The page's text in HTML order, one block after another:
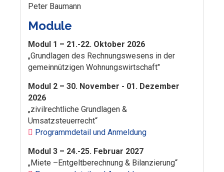
Peter Baumann
Module
Modul 1 – 21.-22. Oktober 2026
„Grundlagen des Rechnungswesens in der
gemeinnützigen Wohnungswirtschaft"
Modul 2 – 30. November - 01. Dezember
2026
„zivilrechtliche Grundlagen &
Umsatzsteuerrecht“
Programmdetail und Anmeldung
Modul 3 – 24.-25. Februar 2027
„Miete –Entgeltberechnung & Bilanzierung“